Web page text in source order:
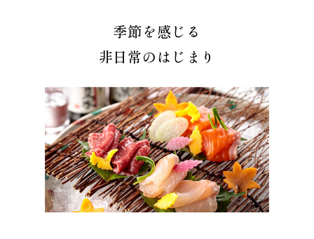
季節を感じる
非日常のはじまり